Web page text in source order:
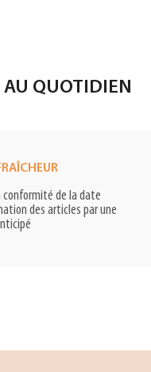
AU QUOTIDIEN
conformité de la date
des articles par une